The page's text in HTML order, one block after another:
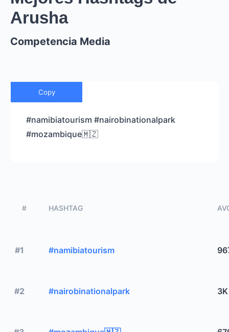
Arusha
Competencia Media
Copy
#namibiatourism #nairobinationalpark
#mozambique🇲🇿
# HASHTAG
#1 #namibiatourism
#2 #nairobinationalpark 3K